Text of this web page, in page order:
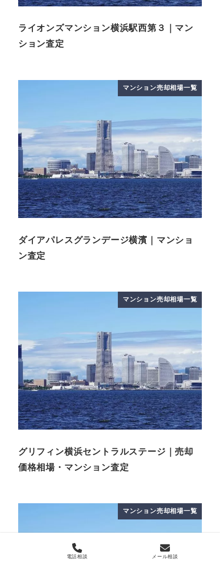
ライオンズマンション横浜駅西第３｜マン
ション査定
マンション売却相場一覧
ダイアパレスグランデージ横濱｜マンショ
ン査定
マンション売却相場一覧
グリフィン横浜セントラルステージ｜売却
価格相場・マンション査定
マンション売却相場一覧
電話相談 メール相談